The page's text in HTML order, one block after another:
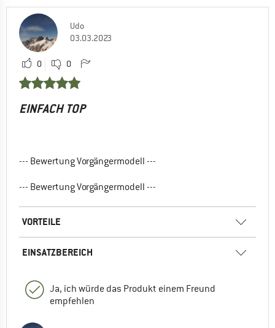
Udo
03.03.2023
0 0
EINFACH TOP
--- Bewertung Vorgängermodell ---
--- Bewertung Vorgängermodell ---
VORTEILE
EINSATZBEREICH
Ja, ich würde das Produkt einem Freund
empfehlen